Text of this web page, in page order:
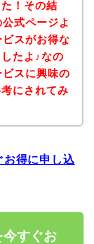
！その結
式ページよ
スがお得な
たよ♪なの
スに興味の
にされてみ
得に申し込
すぐお